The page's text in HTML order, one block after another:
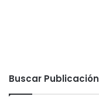
Buscar Publicación